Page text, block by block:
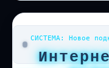
СИСТЕМА: Новое